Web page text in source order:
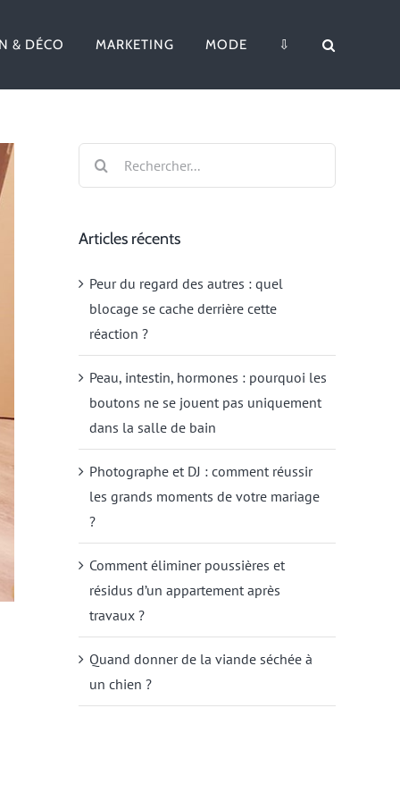
& DÉCO MARKETING MODE ⇩
Rechercher:
Articles récents
Peur du regard des autres : quel
blocage se cache derrière cette
réaction ?
Peau, intestin, hormones : pourquoi les
boutons ne se jouent pas uniquement
dans la salle de bain
Photographe et DJ : comment réussir
les grands moments de votre mariage
?
Comment éliminer poussières et
résidus d’un appartement après
travaux ?
Quand donner de la viande séchée à
un chien ?